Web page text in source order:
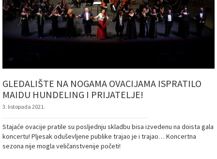
GLEDALIŠTE NA NOGAMA OVACIJAMA ISPRATILO
MAIDU HUNDELING I PRIJATELJE!
3. listopada 2021.
Stajaće ovacije pratile su posljednju skladbu bisa izvedenu na doista gala
koncertu! Pljesak oduševljene publike trajao je i trajao… Koncertna
sezona nije mogla veličanstvenije početi!